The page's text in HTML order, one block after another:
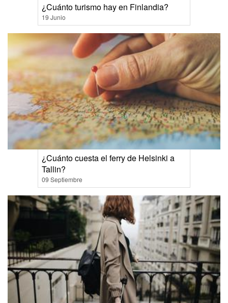
¿Cuánto turismo hay en Finlandia?
19 Junio
¿Cuánto cuesta el ferry de Helsinki a
Tallin?
09 Septiembre